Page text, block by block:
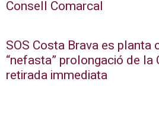
Consell Comarcal
SOS Costa Brava es planta
“nefasta” prolongació de la
retirada immediata